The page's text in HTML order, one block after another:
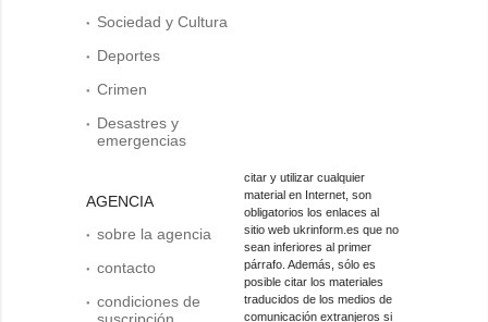
Sociedad y Cultura
Deportes
Crimen
Desastres y
emergencias
AGENCIA
sobre la agencia
contacto
condiciones de
suscripción
citar y utilizar cualquier
material en Internet, son
obligatorios los enlaces al
sitio web ukrinform.es que no
sean inferiores al primer
párrafo. Además, sólo es
posible citar los materiales
traducidos de los medios de
comunicación extranjeros si